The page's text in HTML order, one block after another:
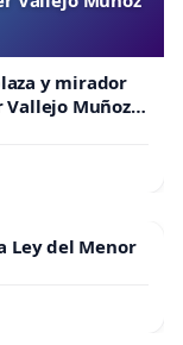
y mirador
Vallejo Muñoz
Ley del Menor